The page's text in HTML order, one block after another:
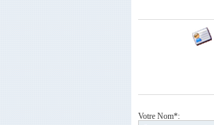
Votre Nom*: